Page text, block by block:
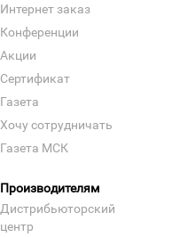
Интернет заказ
Конференции
Акции
Сертификат
Газета
Хочу сотрудничать
Газета МСК
Производителям
Дистрибьюторский
центр